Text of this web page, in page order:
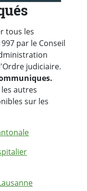
tous les
par le Conseil
judiciaire.
autres
sur les